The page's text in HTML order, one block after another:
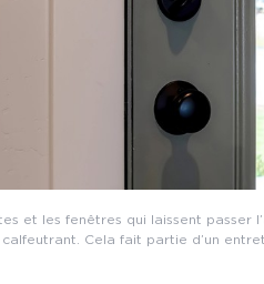
et les fenêtres qui laissent passer
Cela fait partie d’un